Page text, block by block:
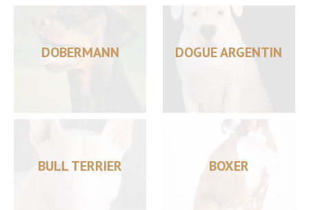
DOBERMANN DOGUE ARGENTIN
BULL TERRIER BOXER